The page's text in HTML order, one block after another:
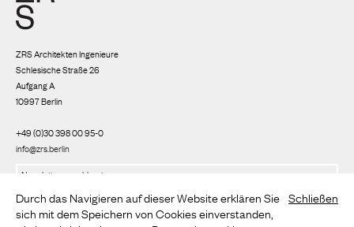
ZRS Architekten Ingenieure
Schlesische Straße 26
Aufgang A
10997 Berlin
+49 (0)30 398 00 95-0
info@zrs.berlin
Wir nutzen Rapidmail Datenschutzbestimmungen
Durch das Navigieren auf dieser Website erklären Sie
sich mit dem Speichern von Cookies einverstanden,
Schließen